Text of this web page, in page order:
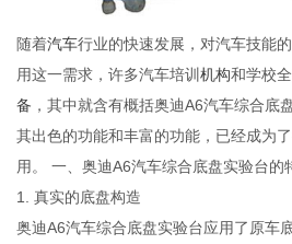
随着汽车行业的快速发展，对汽车技能
用这一需求，许多汽车培训机构和学校
备 ，其中就含有概括奥迪A6汽车综合底
其出色的功能和丰富的功能，已经成为
用。
一、奥迪A6汽车综合底盘实验台的
1. 真实的底盘构造
奥迪A6汽车综合底盘实验台应用了原车